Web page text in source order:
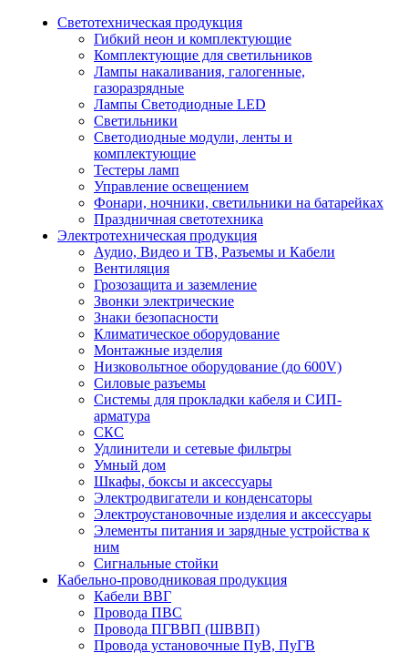
Светотехническая продукция
Гибкий неон и комплектующие
Комплектующие для светильников
Лампы накаливания, галогенные,
газоразрядные
Лампы Светодиодные LED
Светильники
Светодиодные модули, ленты и
комплектующие
Тестеры ламп
Управление освещением
Фонари, ночники, светильники на батарейках
Праздничная светотехника
Электротехническая продукция
Аудио, Видео и ТВ, Разъемы и Кабели
Вентиляция
Грозозащита и заземление
Звонки электрические
Знаки безопасности
Климатическое оборудование
Монтажные изделия
Низковольтное оборудование (до 600V)
Силовые разъемы
Системы для прокладки кабеля и СИП-
арматура
СКС
Удлинители и сетевые фильтры
Умный дом
Шкафы, боксы и аксессуары
Электродвигатели и конденсаторы
Электроустановочные изделия и аксессуары
Элементы питания и зарядные устройства к
ним
Сигнальные стойки
Кабельно-проводниковая продукция
Кабели ВВГ
Провода ПВС
Провода ПГВВП (ШВВП)
Провода установочные ПуВ, ПуГВ